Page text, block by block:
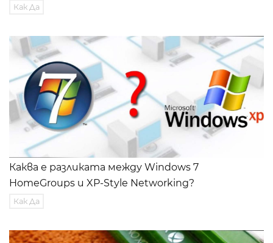
Как Да
Каква е разликата между Windows 7
HomeGroups и XP-Style Networking?
Как Да